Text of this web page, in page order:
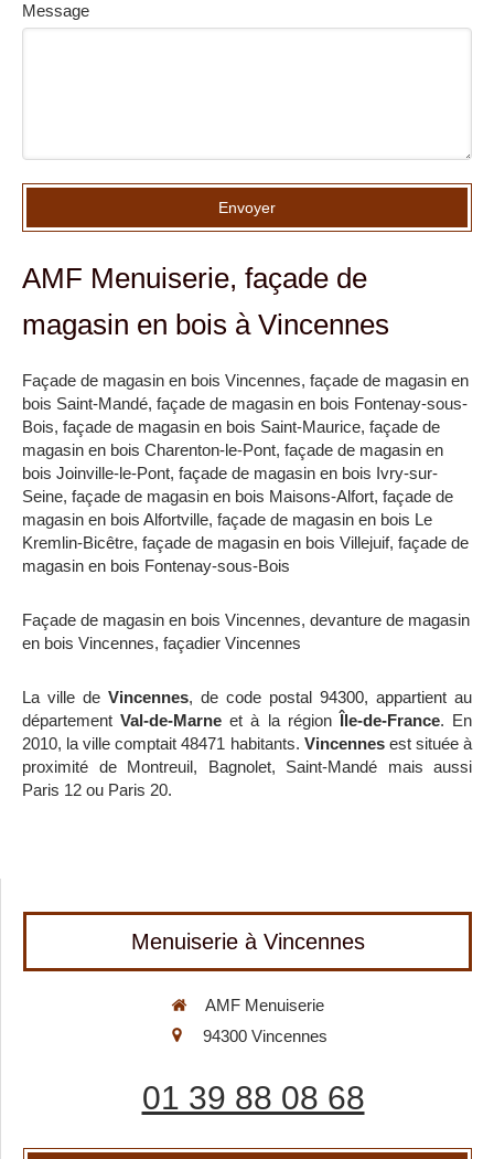
Message
Envoyer
AMF Menuiserie, façade de
magasin en bois à Vincennes
Façade de magasin en bois Vincennes, façade de magasin en
bois Saint-Mandé, façade de magasin en bois Fontenay-sous-
Bois, façade de magasin en bois Saint-Maurice, façade de
magasin en bois Charenton-le-Pont, façade de magasin en
bois Joinville-le-Pont, façade de magasin en bois Ivry-sur-
Seine, façade de magasin en bois Maisons-Alfort, façade de
magasin en bois Alfortville, façade de magasin en bois Le
Kremlin-Bicêtre, façade de magasin en bois Villejuif, façade de
magasin en bois Fontenay-sous-Bois
Façade de magasin en bois Vincennes, devanture de magasin
en bois Vincennes, façadier Vincennes
La ville de Vincennes, de code postal 94300, appartient au
départementVal-de-Marne et à la région Île-de-France. En
2010, la ville comptait 48471 habitants. Vincennesest située à
proximité de Montreuil, Bagnolet, Saint-Mandé mais aussi
Paris 12 ou Paris 20.
Menuiserie à Vincennes
AMF Menuiserie
94300 Vincennes
01 39 88 08 68